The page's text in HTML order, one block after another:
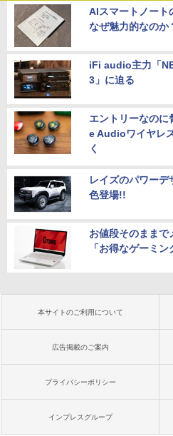
AIスマートノート
なぜ魅力的なのか
iFi audio主力「
3」に迫る
エントリーなの
e Audioワイヤレ
く
レイズのパワー
色登場!!
お値段そのままで
「お得なゲーミン
本サイトのご利用について
広告掲載のご案内
プライバシーポリシー
インプレスグループ